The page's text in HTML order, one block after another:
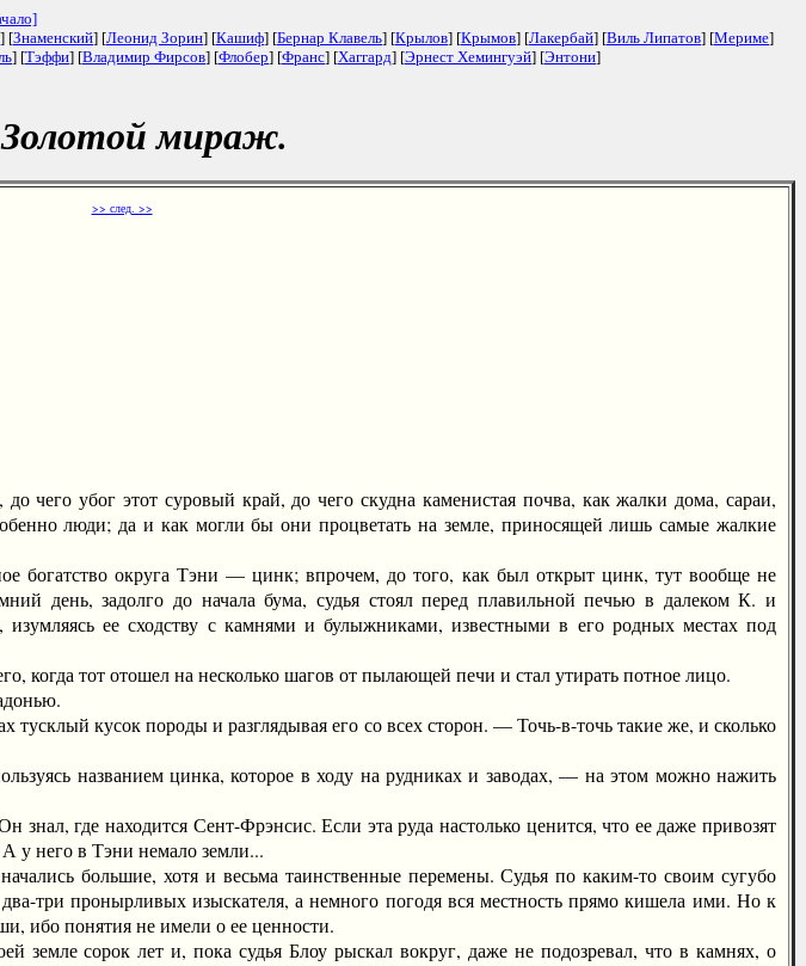
] [Знаменский] [Леонид Зорин] [Кашиф] [Бернар Клавель] [Крылов] [Крымов] [Лакербай] [Виль Липатов] [Мериме]
] [Тэффи] [Владимир Фирсов] [Флобер] [Франс] [Хаггард] [Эрнест Хемингуэй] [Энтони]
Золотой мираж.
>> след. >>
убог этот суровый край, до чего скудна каменистая почва, как жалки дома, сараи,
люди; да и как могли бы они процветать на земле, приносящей лишь самые жалкие
округа Тэни — цинк; впрочем, до того, как был открыт цинк, тут вообще не
день, задолго до начала бума, судья стоял перед плавильной печью в далеком К. и
изумляясь ее сходству с камнями и булыжниками, известными в его родных местах под
тот отошел на несколько шагов от пылающей печи и стал утирать потное лицо.
кусок породы и разглядывая его со всех сторон. — Точь-в-точь такие же, и сколько
названием цинка, которое в ходу на рудниках и заводах, — на этом можно нажить
где находится Сент-Фрэнсис. Если эта руда настолько ценится, что ее даже привозят
у него в Тэни немало земли...
большие, хотя и весьма таинственные перемены. Судья по каким-то своим сугубо
три пронырливых изыскателя, а немного погодя вся местность прямо кишела ими. Но к
ибо понятия не имели о ее ценности.
сорок лет и, пока судья Блоу рыскал вокруг, даже не подозревал, что в камнях, о